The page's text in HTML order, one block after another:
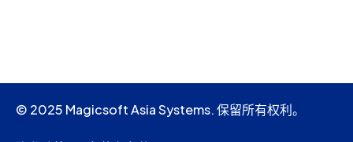
© 2025 Magicsoft Asia Systems. 保留所有权利。